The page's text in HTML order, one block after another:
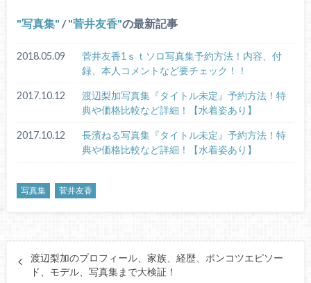
写真集 / 菅井友香 の最新記事
2018.05.09
菅井友香1ｓｔソロ写真集予約方法！内容、付
録、本人コメントなど要チェック！！
2017.10.12
渡辺梨加写真集『タイトル未定』予約方法！特
典や価格比較など詳細！【水着姿あり】
2017.10.12
長濱ねる写真集『タイトル未定』予約方法！特
典や価格比較など詳細！【水着姿あり】
写真集 菅井友香
渡辺梨加のプロフィール、家族、経歴、ポンコツエピソー
ド、モデル、写真集まで大検証！